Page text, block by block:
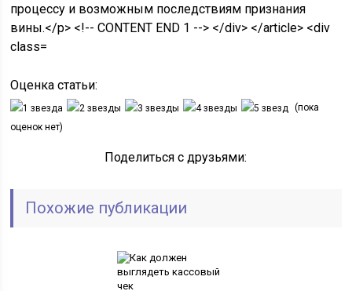
Оценка статьи:
(пока
оценок нет)
Поделиться с друзьями:
Похожие публикации